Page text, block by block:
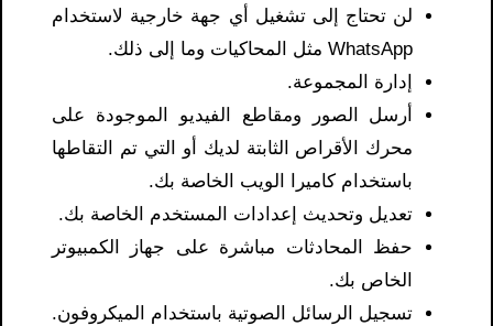
لن تحتاج إلى تشغيل أي جهة خارجية لاستخدام
WhatsApp مثل المحاكيات وما إلى ذلك.
إدارة المجموعة.
أرسل الصور ومقاطع الفيديو الموجودة على
محرك الأقراص الثابتة لديك أو التي تم التقاطها
باستخدام كاميرا الويب الخاصة بك.
تعديل وتحديث إعدادات المستخدم الخاصة بك.
حفظ المحادثات مباشرة على جهاز الكمبيوتر
الخاص بك.
تسجيل الرسائل الصوتية باستخدام الميكروفون.